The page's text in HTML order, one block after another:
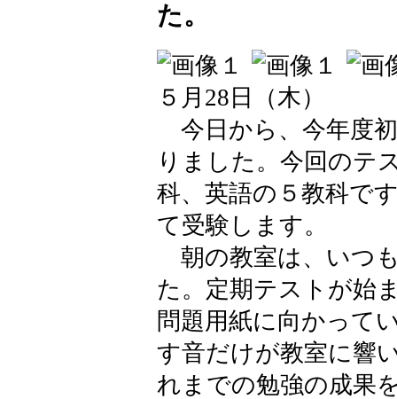
た。
５月28日（木）
今日から、今年度
りました。今回のテ
科、英語の５教科で
て受験します。
朝の教室は、いつ
た。定期テストが始
問題用紙に向かって
す音だけが教室に響
れまでの勉強の成果